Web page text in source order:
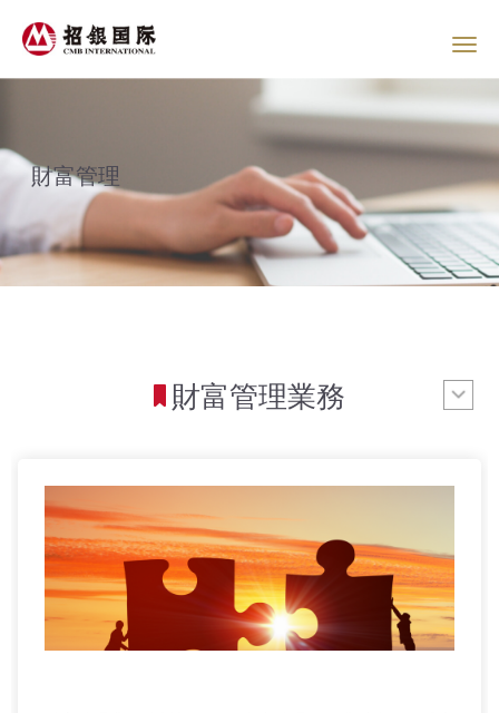
財富管理
財富管理業務